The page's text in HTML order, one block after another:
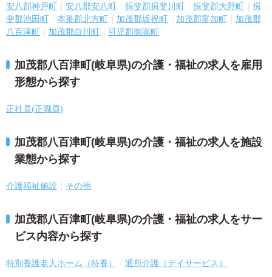
安八郡神戸町
安八郡安八町 揖斐郡揖斐川町 揖斐郡大野町
揖
斐郡池田町
本巣郡北方町 加茂郡坂祝町 加茂郡富加町
加茂郡
八百津町
加茂郡白川町 可児郡御嵩町
加茂郡八百津町(岐阜県)の介護・福祉の求人を雇用
形態から探す
正社員(正職員)
加茂郡八百津町(岐阜県)の介護・福祉の求人を施設
業態から探す
介護福祉施設 その他
加茂郡八百津町(岐阜県)の介護・福祉の求人をサー
ビス内容から探す
特別養護老人ホーム（特養） 通所介護（デイサービス）